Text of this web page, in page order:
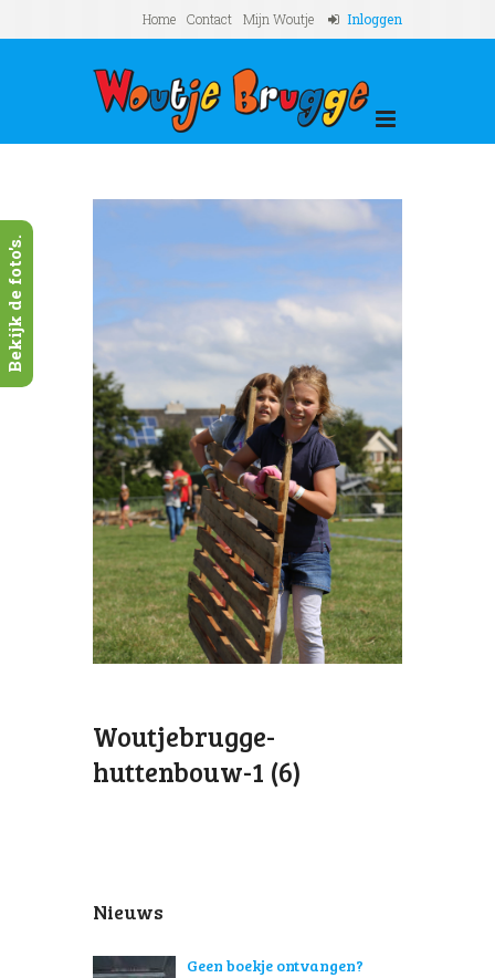
Home Contact Mijn Woutje Inloggen
Woutjebrugge-
huttenbouw-1 (6)
Nieuws
Geen boekje ontvangen?
Bekijk de foto's.